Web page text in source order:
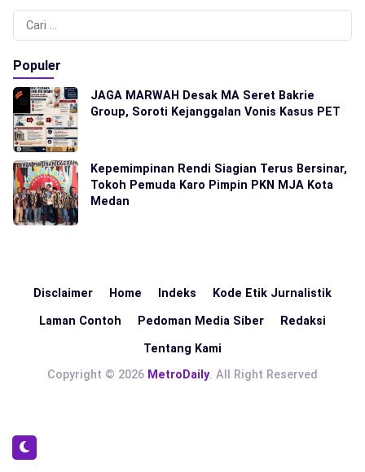
Cari
untuk:
Populer
JAGA MARWAH Desak MA Seret Bakrie
Group, Soroti Kejanggalan Vonis Kasus PET
Kepemimpinan Rendi Siagian Terus Bersinar,
Tokoh Pemuda Karo Pimpin PKN MJA Kota
Medan
Disclaimer Home Indeks Kode Etik Jurnalistik
Laman Contoh Pedoman Media Siber Redaksi
Tentang Kami
Copyright © 2026 MetroDaily. All Right Reserved